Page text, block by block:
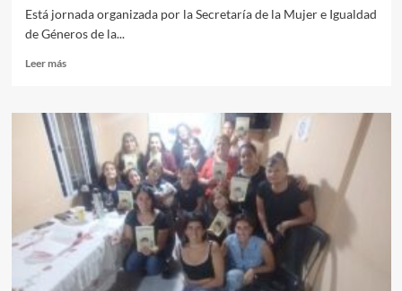
Está jornada organizada por la Secretaría de la Mujer e Igualdad
de Géneros de la...
Leer másRead
Se
llevó
cabo
el
conversatorio
“Mujeres
Trabajadoras:
experiencias
desafíos”